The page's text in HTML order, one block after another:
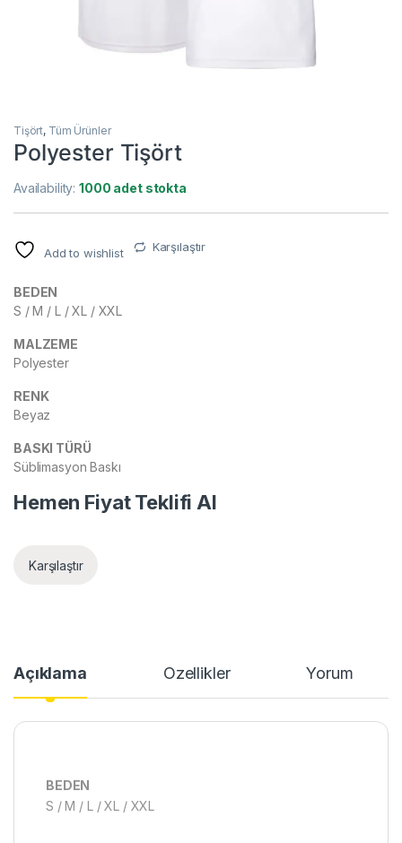
Tişört, Tüm Ürünler
Polyester Tişört
Availability:1000 adet stokta
Add to wishlist Karşılaştır
BEDEN
S / M / L / XL / XXL
MALZEME
Polyester
RENK
Beyaz
BASKI TÜRÜ
Süblimasyon Baskı
Hemen Fiyat Teklifi Al
Karşılaştır
Açıklama Özellikler Yorum
BEDEN
S / M / L / XL / XXL